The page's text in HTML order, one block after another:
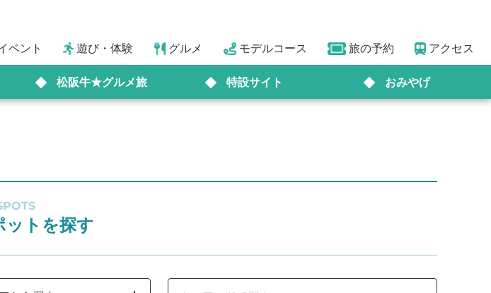
ベント 遊び・体験 グルメ モデルコース 旅の予約 アクセス
松阪牛★グルメ旅 特設サイト おみやげ
ットを探す